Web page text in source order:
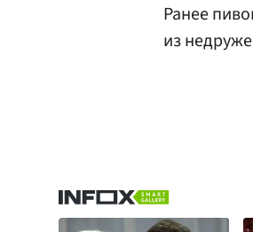
Ранее
из